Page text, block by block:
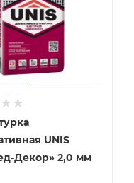
UNIS
Декор» 2,0 мм